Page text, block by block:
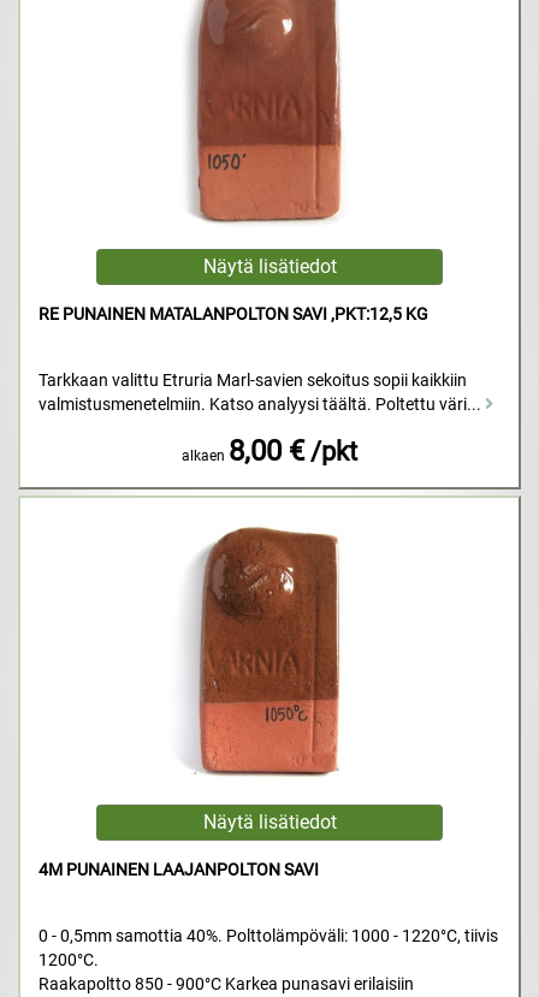
RE PUNAINEN MATALANPOLTON SAVI ,PKT:12,5 KG
Tarkkaan valittu Etruria Marl-savien sekoitus sopii kaikkiin
valmistusmenetelmiin. Katso analyysi täältä. Poltettu väri...
alkaen 8,00 € /pkt
4M PUNAINEN LAAJANPOLTON SAVI
0 - 0,5mm samottia 40%. Polttolämpöväli: 1000 - 1220°C, tiivis
1200°C.
Raakapoltto 850 - 900°C Karkea punasavi erilaisiin